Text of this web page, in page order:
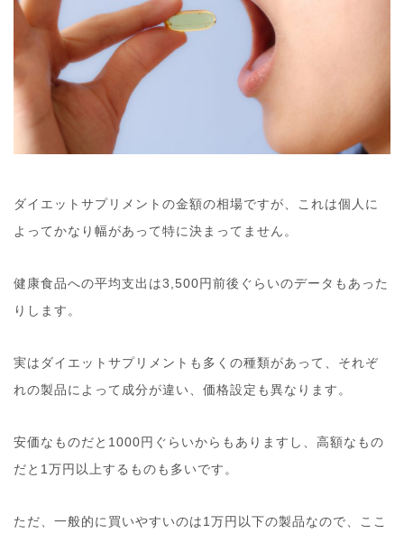
ダイエットサプリメントの金額の相場ですが、これは個人に
よってかなり幅があって特に決まってません。
健康食品への平均支出は3,500円前後ぐらいのデータもあった
りします。
実はダイエットサプリメントも多くの種類があって、それぞ
れの製品によって成分が違い、価格設定も異なります。
安価なものだと1000円ぐらいからもありますし、高額なもの
だと1万円以上するものも多いです。
ただ、一般的に買いやすいのは1万円以下の製品なので、ここ